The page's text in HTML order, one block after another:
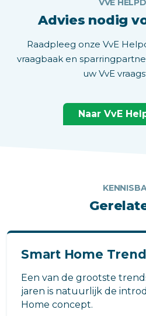
VVE
Advies nodig
Raadpleeg onze VvE
vraagbaak en
uw VvE
Naar VvE
Smart Home
Een van de grootste
jaren is natuurlijk de
Home concept.